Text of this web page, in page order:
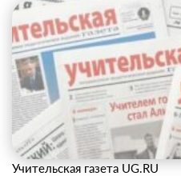
Учительская газета UG.RU